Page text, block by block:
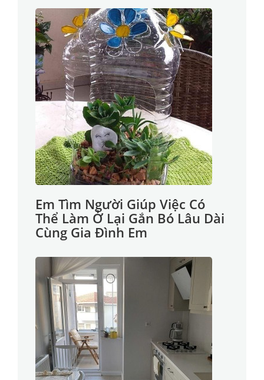
Em Tìm Người Giúp Việc Có
Thể Làm Ở Lại Gắn Bó Lâu Dài
Cùng Gia Đình Em